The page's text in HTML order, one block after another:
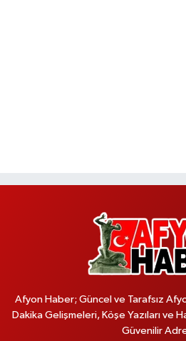
Afyon Haber; Güncel ve Tarafsız
Dakika Gelişmeleri, Köşe Yazıları ve
Güvenilir